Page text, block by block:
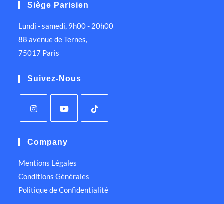
Siège Parisien
Lundi - samedi, 9h00 - 20h00
88 avenue de Ternes,
75017 Paris
Suivez-Nous
Company
Mentions Légales
Conditions Générales
Politique de Confidentialité